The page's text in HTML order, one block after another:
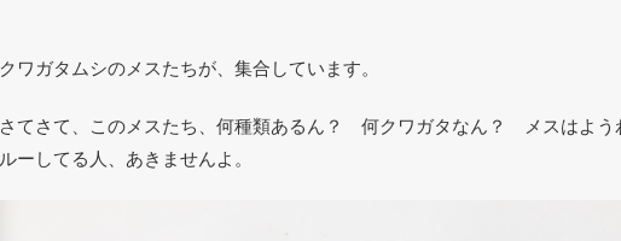
クワガタムシのメスたちが、集合しています。
さてさて、このメスたち、何種類あるん？ 何クワガタなん？ メスはよう
ルーしてる人、あきませんよ。